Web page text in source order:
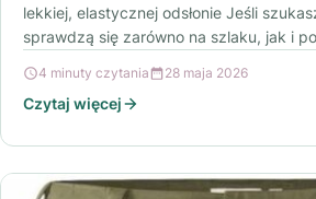
lekkiej, elastycznej odsłonie Jeśli
sprawdzą się zarówno na szlaku, jak i
4 minuty czytania 28 maja 2026
Czytaj więcej